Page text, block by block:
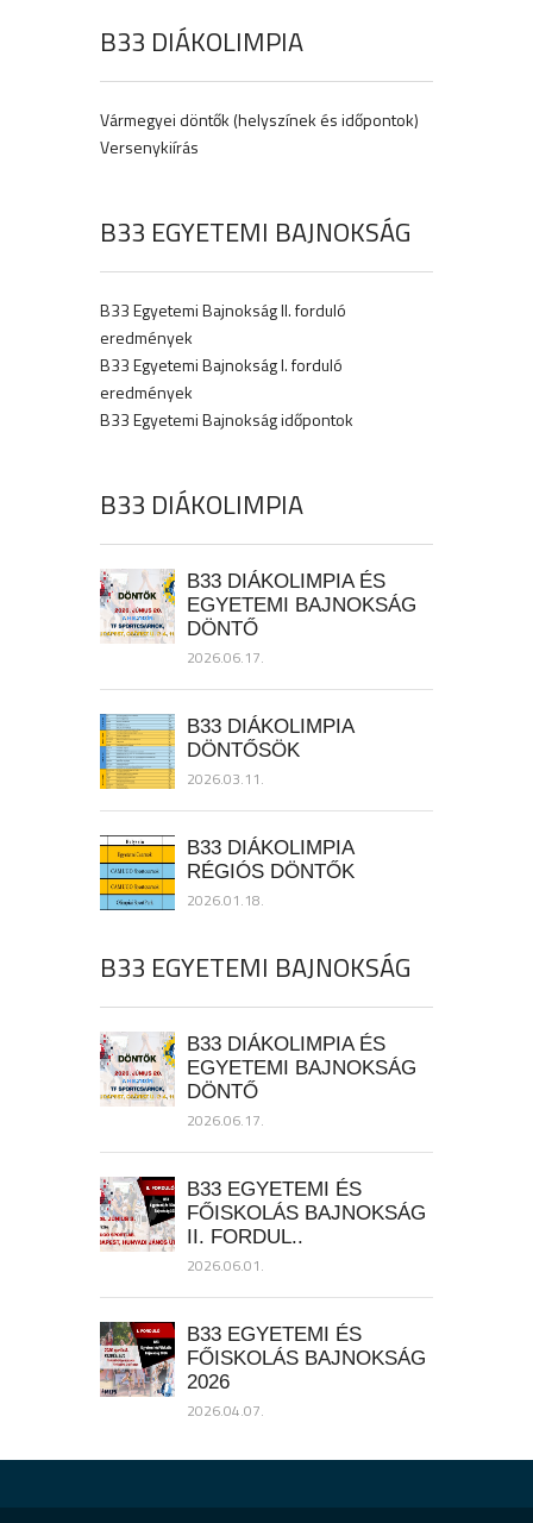
B33 DIÁKOLIMPIA
Vármegyei döntők (helyszínek és időpontok)
Versenykiírás
B33 EGYETEMI BAJNOKSÁG
B33 Egyetemi Bajnokság II. forduló
eredmények
B33 Egyetemi Bajnokság I. forduló
eredmények
B33 Egyetemi Bajnokság időpontok
B33 DIÁKOLIMPIA
B33 DIÁKOLIMPIA ÉS
EGYETEMI BAJNOKSÁG
DÖNTŐ
2026.06.17.
B33 DIÁKOLIMPIA
DÖNTŐSÖK
2026.03.11.
B33 DIÁKOLIMPIA
RÉGIÓS DÖNTŐK
2026.01.18.
B33 EGYETEMI BAJNOKSÁG
B33 DIÁKOLIMPIA ÉS
EGYETEMI BAJNOKSÁG
DÖNTŐ
2026.06.17.
B33 EGYETEMI ÉS
FŐISKOLÁS BAJNOKSÁG
II. FORDUL..
2026.06.01.
B33 EGYETEMI ÉS
FŐISKOLÁS BAJNOKSÁG
2026
2026.04.07.